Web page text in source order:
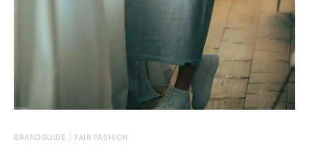
BRANDGUIDE | FAIR FASHION